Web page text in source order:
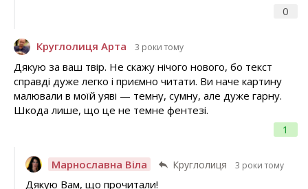
0
Круглолиця Арта 3 роки тому
1
Дякую за ваш твір. Не скажу нічого нового, бо текст
справді дуже легко і приємно читати. Ви наче картину
малювали в моїй уяві — темну, сумну, але дуже гарну.
Шкода лише, що це не темне фентезі.
Марнославна Віла Круглолиця 3 роки тому
Дякую Вам, що прочитали!